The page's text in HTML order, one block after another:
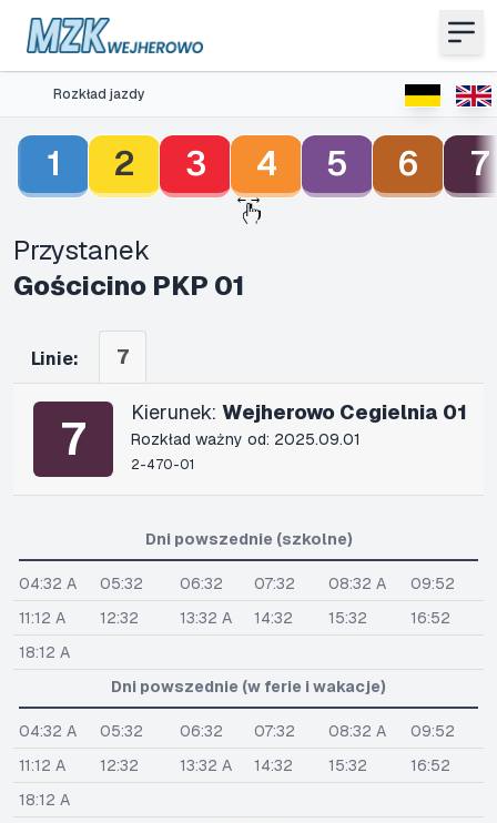
Rozkład jazdy
1 2 3 4 5 6 7
Przystanek
Gościcino PKP 01
Linie: 7
7 Kierunek: Wejherowo Cegielnia 01
Rozkład ważny od: 2025.09.01
2-470-01
Dni powszednie (szkolne)
04:32 A 05:32 06:32 07:32 08:32 A
09:52
11:12 A
12:32 13:32 A 14:32 15:32
16:52
18:12 A
Dni powszednie (w ferie i wakacje)
04:32 A 05:32 06:32 07:32 08:32 A
09:52
11:12 A
12:32 13:32 A 14:32 15:32
16:52
18:12 A